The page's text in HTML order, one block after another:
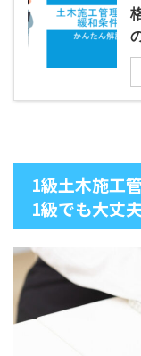
1級土木施工
1級でも大丈夫